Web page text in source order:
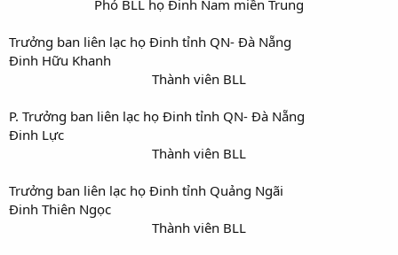
Phó BLL họ Đinh Nam miền Trung​
Trưởng ban liên lạc họ Đinh tỉnh QN- Đà Nẵng
Đinh Hữu Khanh
Thành viên BLL​
P. Trưởng ban liên lạc họ Đinh tỉnh QN- Đà Nẵng
Đinh Lực
Thành viên BLL​
Trưởng ban liên lạc họ Đinh tỉnh Quảng Ngãi
Đinh Thiên Ngọc
Thành viên BLL​